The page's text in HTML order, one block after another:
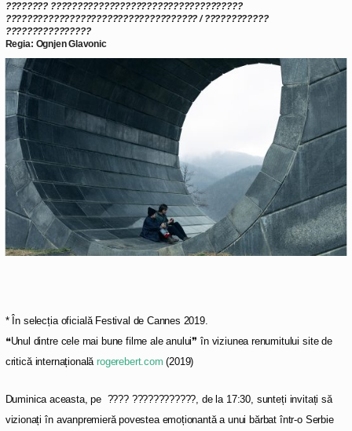
???????? ????????????????????????????????????
????????????????????????????????????/????????????
????????????????
Regia: Ognjen Glavonic
* În selecția oficială Festival de Cannes 2019.
❝Unul dintre cele mai bune filme ale anului❞ în viziunea renumitului site de
critică internaționalărogerebert.com (2019)
Duminica aceasta, pe ???? ????????????, de la 17:30, sunteți invitați să
vizionați în avanpremieră povestea emoționantă a unui bărbat într-o Serbie